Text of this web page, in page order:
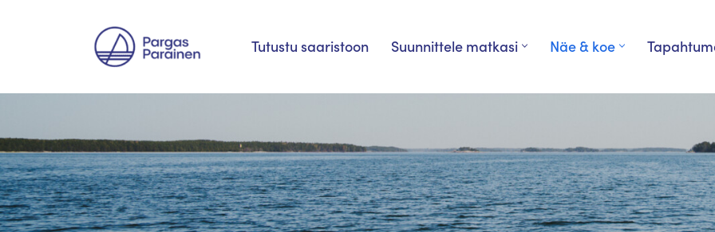
sisältöön
Tutustu saaristoon Suunnittele matkasi Näe & koe